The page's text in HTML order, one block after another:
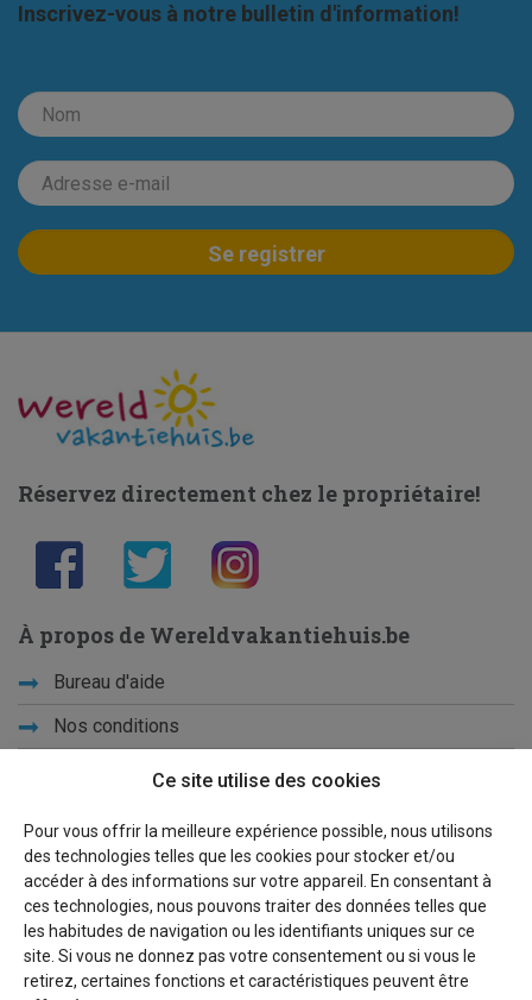
Inscrivez-vous à notre bulletin d'information!
Ce site utilise des cookies
Pour vous offrir la meilleure expérience possible, nous utilisons
des technologies telles que les cookies pour stocker et/ou
accéder à des informations sur votre appareil. En consentant à
ces technologies, nous pouvons traiter des données telles que
les habitudes de navigation ou les identifiants uniques sur ce
site. Si vous ne donnez pas votre consentement ou si vous le
retirez, certaines fonctions et caractéristiques peuvent être
Réservez directement chez le propriétaire!
À propos de Wereldvakantiehuis.be
Bureau d'aide
Nos conditions
Vacances d'école
Qui sommes-nous ?
Privacy
Liens
Plan du site